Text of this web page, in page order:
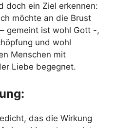
doch ein Ziel erkennen:
möchte an die Brust
gemeint ist wohl Gott -,
und wohl
Menschen mit
Liebe begegnet.
das die Wirkung